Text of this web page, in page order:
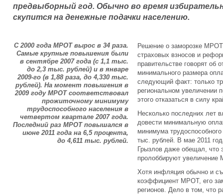
предвыборный год. Обычно во время
скупится на денежные подачки населению.
С 2000 года МРОТ вырос в 34 раза.
Самые крупные повышения были
в сентябре 2007 года (с 1,1 тыс.
до 2,3 тыс. рублей) и в январе
2009-го (в 1,88 раза, до 4,330 тыс.
рублей). На момент повышения в
2009 году МРОТ соответствовал
прожиточному минимуму
трудоспособного населения в
четвертом квартале 2007 года.
Последний раз МРОТ повышался в
июне 2011 года на 6,5 процента,
до 4,611 тыс. рублей.
Решение о заморозке МРОТ
страховых взносов и
правительстве говорят об
минимального размера
следующий факт: только
региональном увеличении
этого отказаться в силу
Несколько последних лет
довести минимальную
минимума
тыс. рублей. В мае 2011
Грызлов даже обещал, что
пролоббируют
Хотя инфляция обычно и
коэффициент МРОТ, его
регионов. Дело в том, что